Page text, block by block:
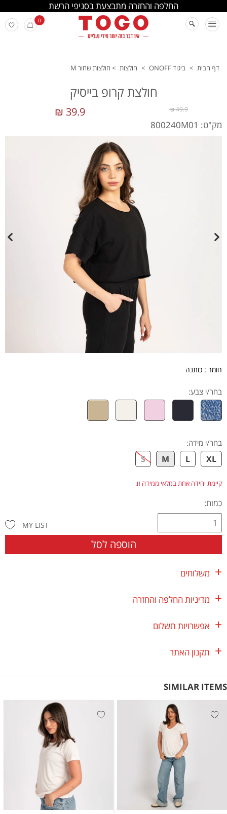
החלפה והחזרה מתבצעת בסניפי הרשת
0
דף הבית > ביגוד ONOFF > חולצות > חולצות שחור M
חולצת קרופ בייסיק
39.9 ₪ 49.9 ₪
מק"ט: 800240M01
חומר : כותנה
בחר/י צבע:
בחר/י מידה:
XL
L
M
S
קיימת יחידה אחת במלאי ממידה זו.
כמות:
הוספה לסל
MY LIST
משלוחים
מדיניות החלפה והחזרה
אפשרויות תשלום
תקנון האתר
SIMILAR ITEMS